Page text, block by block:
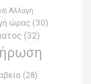
Αλλαγή
ώρας (30)
(32)
(28)